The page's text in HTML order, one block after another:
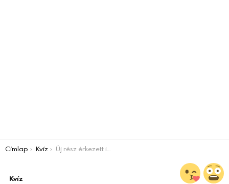
You are here:
Címlap Kvíz Új rész érkezett ismét – felismersz 5 magyar ismert embert? 9. rész Villámkvíz
Kvíz